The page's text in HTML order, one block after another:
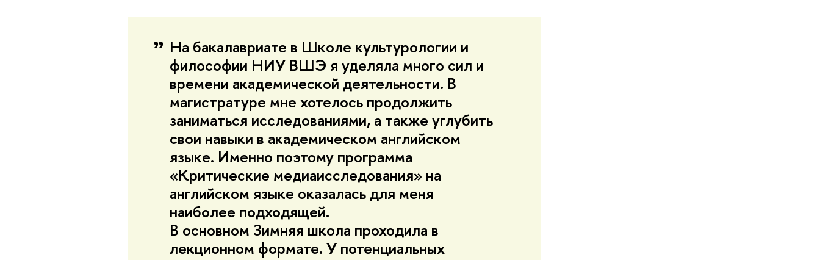
На бакалавриате в Школе культурологии и
философии НИУ ВШЭ я уделяла много сил и
времени академической деятельности. В
магистратуре мне хотелось продолжить
заниматься исследованиями, а также углубить
свои навыки в академическом английском
языке. Именно поэтому программа
«Критические медиаисследования» на
английском языке оказалась для меня
наиболее подходящей.
В основном Зимняя школа проходила в
лекционном формате. У потенциальных